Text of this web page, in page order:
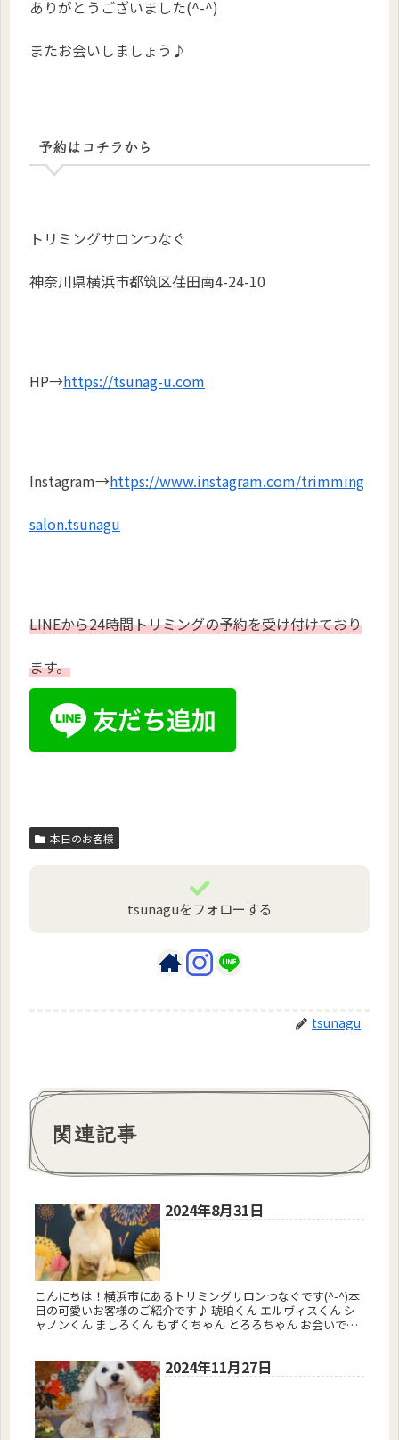
ありがとうございました(^-^)
またお会いしましょう♪
予約はコチラから
トリミングサロンつなぐ
神奈川県横浜市都筑区荏田南4-24-10
HP→https://tsunag-u.com
Instagram→https://www.instagram.com/trimming
salon.tsunagu
LINEから24時間トリミングの予約を受け付けており
ます。
本日のお客様
tsunaguをフォローする
tsunagu
関連記事
2024年8月31日
こんにちは！横浜市にあるトリミングサロンつなぐです(^-^)本
日の可愛いお客様のご紹介です♪ 琥珀くん エルヴィスくん シ
ャノンくん ましろくん もずくちゃん とろろちゃん お会いでき
2024年11月27日